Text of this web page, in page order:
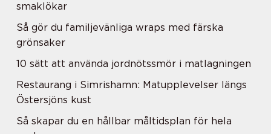
smaklökar
Så gör du familjevänliga wraps med färska
grönsaker
10 sätt att använda jordnötssmör i matlagningen
Restaurang i Simrishamn: Matupplevelser längs
Östersjöns kust
Så skapar du en hållbar måltidsplan för hela